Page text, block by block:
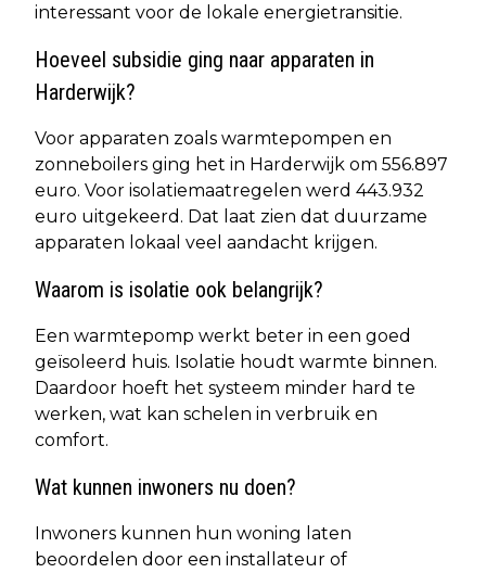
interessant voor de lokale energietransitie.
Hoeveel subsidie ging naar apparaten in
Harderwijk?
Voor apparaten zoals warmtepompen en
zonneboilers ging het in Harderwijk om 556.897
euro. Voor isolatiemaatregelen werd 443.932
euro uitgekeerd. Dat laat zien dat duurzame
apparaten lokaal veel aandacht krijgen.
Waarom is isolatie ook belangrijk?
Een warmtepomp werkt beter in een goed
geïsoleerd huis. Isolatie houdt warmte binnen.
Daardoor hoeft het systeem minder hard te
werken, wat kan schelen in verbruik en
comfort.
Wat kunnen inwoners nu doen?
Inwoners kunnen hun woning laten
beoordelen door een installateur of